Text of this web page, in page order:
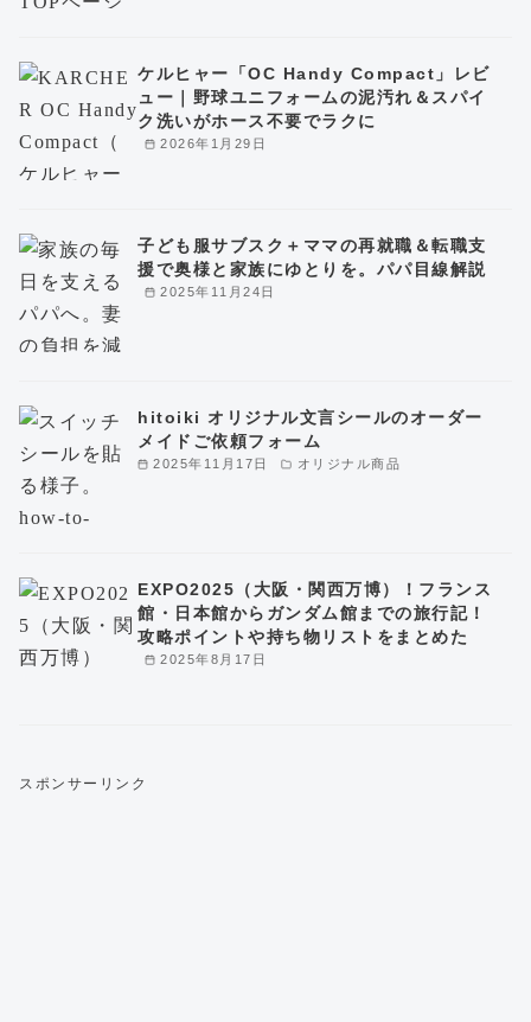
2026年1月29日
ケルヒャー「OC Handy Compact」レビ
ュー｜野球ユニフォームの泥汚れ＆スパイ
ク洗いがホース不要でラクに
2025年11月24日
子ども服サブスク＋ママの再就職＆転職支
援で奥様と家族にゆとりを。パパ目線解説
2025年11月17日 オリジナル商品
hitoiki オリジナル文言シールのオーダー
メイドご依頼フォーム
2025年8月17日
EXPO2025（大阪・関西万博）！フランス
館・日本館からガンダム館までの旅行記！
攻略ポイントや持ち物リストをまとめた
スポンサーリンク